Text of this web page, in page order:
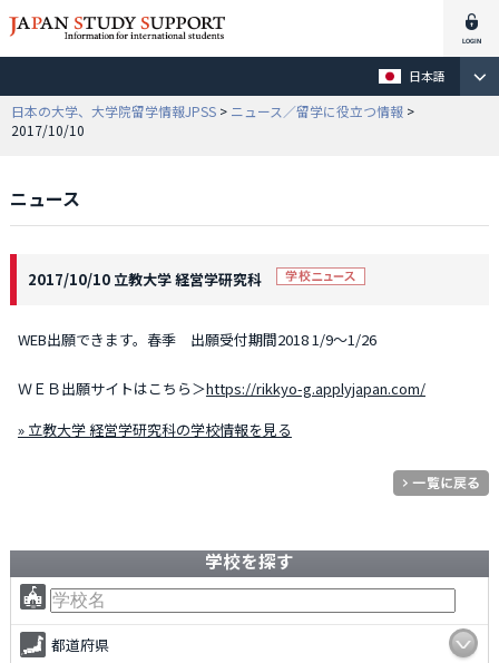
日本語
日本の大学、大学院留学情報JPSS > ニュース／留学に役立つ情報 >
2017/10/10
ニュース
2017/10/10 立教大学 経営学研究科
WEB出願できます。春季 出願受付期間2018 1/9～1/26
ＷＥＢ出願サイトはこちら＞https://rikkyo-g.applyjapan.com/
» 立教大学 経営学研究科の学校情報を見る
学校を探す
都道府県